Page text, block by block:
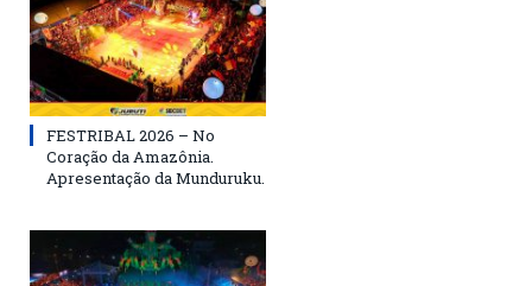
FESTRIBAL 2026 – No
Coração da Amazônia.
Apresentação da Munduruku.